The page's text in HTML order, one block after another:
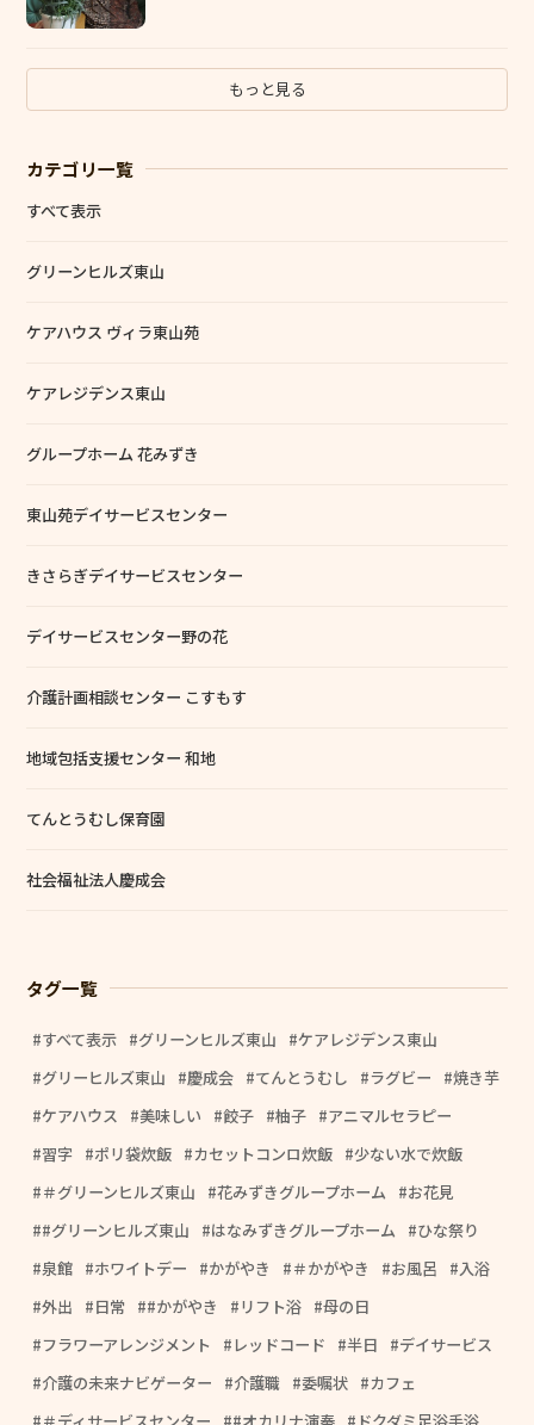
個人情報保護方針
もっと見る
カテゴリ一覧
すべて表示
グリーンヒルズ東山
ケアハウス ヴィラ東山苑
ケアレジデンス東山
グループホーム 花みずき
東山苑デイサービスセンター
きさらぎデイサービスセンター
デイサービスセンター野の花
介護計画相談センター こすもす
地域包括支援センター 和地
てんとうむし保育園
社会福祉法人慶成会
タグ一覧
すべて表示 グリーンヒルズ東山
ケアレジデンス東山
グリーヒルズ東山
慶成会 てんとうむし ラグビー
焼き芋
ケアハウス
美味しい 餃子 柚子
アニマルセラピー
習字
ポリ袋炊飯 カセットコンロ炊飯
少ない水で炊飯
＃グリーンヒルズ東山
花みずきグループホーム
お花見
#グリーンヒルズ東山
はなみずきグループホーム
ひな祭り
泉館
ホワイトデー かがやき ＃かがやき お風呂
入浴
外出
日常 #かがやき リフト浴
母の日
フラワーアレンジメント
レッドコード 半日
デイサービス
介護の未来ナビゲーター
介護職 委嘱状
カフェ